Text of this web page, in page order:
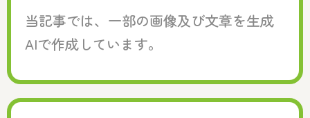
当記事では、一部の画像及び文章を生成
AIで作成しています。